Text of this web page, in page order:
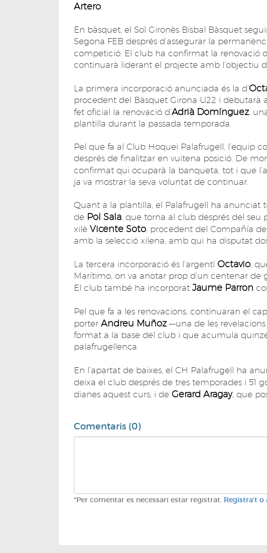
Artero
En bàsquet, el Sol Gironès Bisbal Bàsquet
Segona FEB després d’assegurar la
competició. El club ha confirmat la renovació
continuarà liderant el projecte amb l’objectiu
La primera incorporació anunciada és la d’
procedent del Bàsquet Girona U22 i debutarà
fet oficial la renovació d’Adrià Domínguez,
plantilla durant la passada temporada.
Pel que fa al Club Hoquei Palafrugell, l’equip
després de finalitzar en vuitena posició. De
confirmat qui ocuparà la banqueta, tot i que
ja va mostrar la seva voluntat de continuar.
Quant a la plantilla, el Palafrugell ha anunciat
de Pol Sala , que torna al club després del
xilè Vicente Soto , procedent del Compañía
amb la selecció xilena, amb qui ha disputat
La tercera incorporació és l’argentí Octavio ,
Marítimo, on va anotar prop d’un centenar de
El club també ha incorporat Jaume Parron
Pel que fa a les renovacions, continuaran el
porter Andreu Muñoz—una de les
format a la base del club i que acumula
palafrugellenca.
En l’apartat de baixes, el CH Palafrugell ha
deixa el club després de tres temporades i 51
dianes aquest curs; i de Gerard Aragay, que
Comentaris (0)
*Per comentar es necessari estar registrat. Registra't o